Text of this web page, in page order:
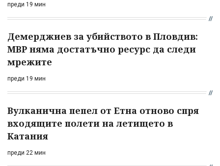
преди 19 мин
Демерджиев за убийството в Пловдив:
МВР няма достатъчно ресурс да следи
мрежите
преди 19 мин
Вулканична пепел от Етна отново спря
входящите полети на летището в
Катания
преди 22 мин